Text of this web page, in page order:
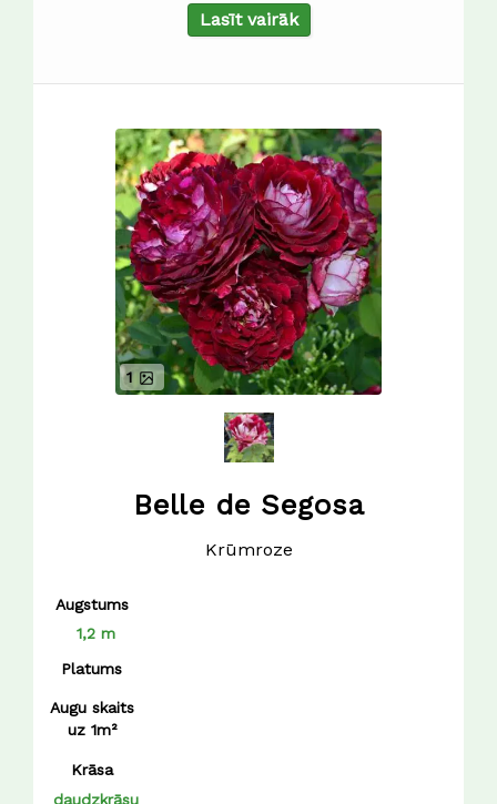
Lasīt vairāk
1
Belle de Segosa
Krūmroze
Augstums
1,2 m
Platums
Augu skaits
uz 1m²
Krāsa
daudzkrāsu